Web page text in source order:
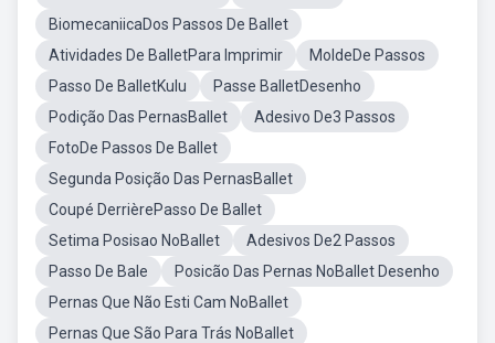
BiomecaniicaDos Passos De Ballet
Atividades De BalletPara Imprimir
MoldeDe Passos
Passo De BalletKulu
Passe BalletDesenho
Podição Das PernasBallet
Adesivo De3 Passos
FotoDe Passos De Ballet
Segunda Posição Das PernasBallet
Coupé DerrièrePasso De Ballet
Setima Posisao NoBallet
Adesivos De2 Passos
Passo De Bale
Posicão Das Pernas NoBallet Desenho
Pernas Que Não Esti Cam NoBallet
Pernas Que São Para Trás NoBallet